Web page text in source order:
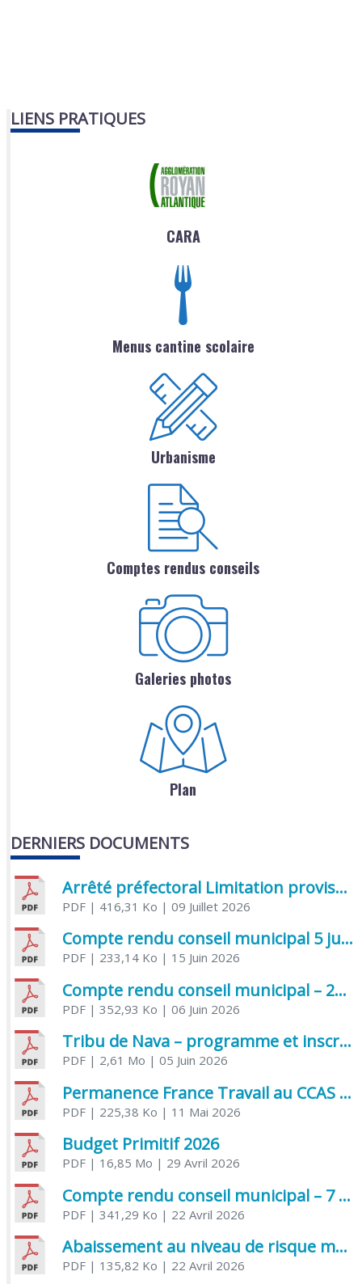
LIENS PRATIQUES
CARA
Menus cantine scolaire
Urbanisme
Comptes rendus conseils
Galeries photos
Plan
DERNIERS DOCUMENTS
Arrêté préfectoral Limitation provisoire des usages de l’eau
PDF| 416,31 Ko | 09 Juillet 2026
Compte rendu conseil municipal 5 juin 2026 sénatoriale
PDF| 233,14 Ko | 15 Juin 2026
Compte rendu conseil municipal – 21 avril 2026
PDF| 352,93 Ko | 06 Juin 2026
Tribu de Nava – programme et inscriptions été 2026
PDF| 2,61 Mo | 05 Juin 2026
Permanence France Travail au CCAS de Saujon Juin 2026
PDF| 225,38 Ko | 11 Mai 2026
Budget Primitif 2026
PDF| 16,85 Mo | 29 Avril 2026
Compte rendu conseil municipal – 7 avril 2026
PDF| 341,29 Ko | 22 Avril 2026
Abaissement au niveau de risque modéré de l’Influenza aviaire
PDF| 135,82 Ko | 22 Avril 2026